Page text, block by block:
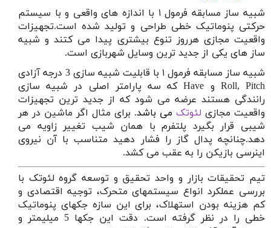
شبیه ساز مسابقه فرمول ۱ با اندازه های واقعی و با سیستم
حرکتی پنوماتیک خطی طراحی و تولید شده است.تجهیزات
واقعیت مجازی هرروز تنوع بیشتری پیدا می کتند و شبیه
ساز های یکی از جدید ترین وسایل شهربازی است.
شبیه ساز مسابقه فرمول ۱ با قابلیت شبیه سازی 3 درجه آزادی
Roll, Pitch و Haveکه سه پارامتر اصلی در شبیه سازی
رانندگی هستند عرضه می شود که از جدید ترین تجهیزات
واقعیت مجازی لئوتک می باشد. برای مثال اگر ماشین در هر
شیبی قرار بگیرد پلتفرم با همان شیب تغییر زاویه می
دهد.چنانچه پدال گاز را فشار دهید متناسب با آن نیروی
اینرسی بازیکن را به عقب می کشد.
تیم تحقیقات بازار و واحد تحقیق و توسعه گروه لئوتک با
بررسی عملکرد انواع سیستمهای متحرک، توجیه اقتصادی و
کم هزینه بودن استهلاک، برای این سازه جکهای پنوماتیک
خطی را در نظر گرفته است. دقت این جکها 5 میلیمتر و